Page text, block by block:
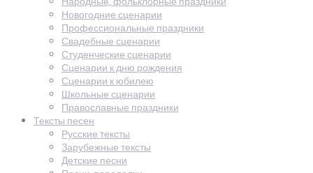
Новогодние сценарии
Профессиональные праздники
Свадебные сценарии
Студенческие сценарии
Сценарии к дню рождения
Сценарии к юбилею
Школьные сценарии
Православные праздники
Тексты песен
Русские тексты
Зарубежные тексты
Детские песни